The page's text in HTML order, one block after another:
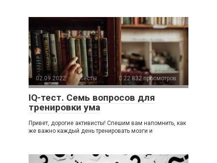
02.09.2022 Тесты 22 832 просмотров
IQ-тест. Семь вопросов для
тренировки ума
Привет, дорогие активисты! Спешим вам напомнить, как
же важно каждый день тренировать мозги и